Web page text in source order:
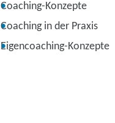
Coaching-Konzepte
Coaching in der Praxis
Eigencoaching-Konzepte